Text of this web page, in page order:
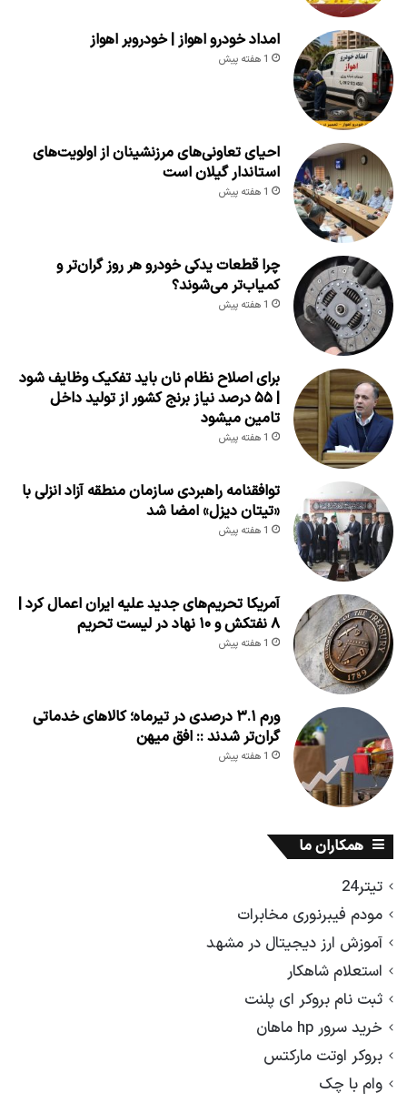
امداد خودرو اهواز | خودروبر اهواز
1 هفته پیش
احیای تعاونی‌های مرزنشینان از اولویت‌های
استاندار گیلان است
1 هفته پیش
چرا قطعات یدکی خودرو هر روز گران‌تر و
کمیاب‌تر می‌شوند؟
1 هفته پیش
برای اصلاح نظام نان باید تفکیک وظایف شود
| ۵۵ درصد نیاز برنج کشور از تولید داخل
تامین میشود
1 هفته پیش
توافقنامه راهبردی سازمان منطقه آزاد انزلی با
«تیتان دیزل» امضا شد
1 هفته پیش
آمریکا تحریم‌های جدید علیه ایران اعمال کرد |
۸ نفتکش و ۱۰ نهاد در لیست تحریم
1 هفته پیش
ورم ۳.۱ درصدی در تیرماه؛ کالاهای خدماتی
گران‌تر شدند :: افق میهن
1 هفته پیش
همکاران ما
تیتر24
مودم فیبرنوری مخابرات
آموزش ارز دیجیتال در مشهد
استعلام شاهکار
ثبت نام بروکر ای پلنت
خرید سرور hp ماهان
بروکر اوتت مارکتس
وام با چک